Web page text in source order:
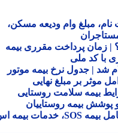
ثبت نام، مبلغ وام ودیعه مسکن،
پرداخت مقرری بیمه
سیکلت ۱۴۰۵ اعلام شد | جدول نرخ بیمه موتور
بر مبلغ نهایی
سلامت روستایی
بیمه اس او اس چیست؟ | معرفی کامل بیمه SOS، خدمات بیمه اس